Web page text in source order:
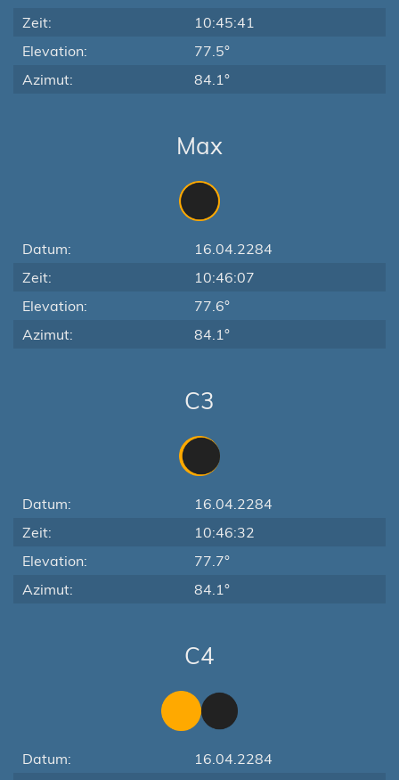
Zeit:
10:45:41
Elevation:
77.5°
Azimut:
84.1°
Max
Datum:
16.04.2284
Zeit:
10:46:07
Elevation:
77.6°
Azimut:
84.1°
C3
Datum:
16.04.2284
Zeit:
10:46:32
Elevation:
77.7°
Azimut:
84.1°
C4
Datum:
16.04.2284